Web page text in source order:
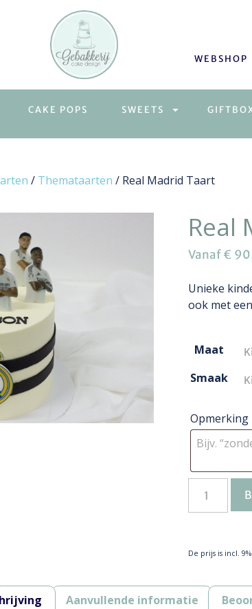
WEBSHOP
CAKE POPS SWEETS
/ Themataarten / Real Madrid Taart
Real
Vanaf€
Unieke
ook met
Maat
Smaak
De prijs is incl.
Aanvullende informatie